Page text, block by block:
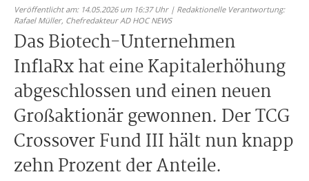
Veröffentlicht am: 14.05.2026 um 16:37 Uhr | Redaktionelle Verantwortung:
Rafael Müller, Chefredakteur AD HOC NEWS
Das Biotech-Unternehmen
InflaRx hat eine Kapitalerhöhung
abgeschlossen und einen neuen
Großaktionär gewonnen. Der TCG
Crossover Fund III hält nun knapp
zehn Prozent der Anteile.